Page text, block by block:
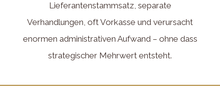
Lieferantenstammsatz, separate
Verhandlungen, oft Vorkasse und verursacht
enormen administrativen Aufwand – ohne dass
strategischer Mehrwert entsteht.